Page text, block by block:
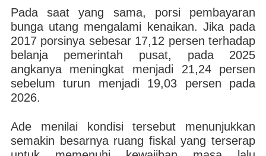
Pada saat yang sama, porsi pembayaran
bunga utang mengalami kenaikan. Jika pada
2017 porsinya sebesar 17,12 persen terhadap
belanja pemerintah pusat, pada 2025
angkanya meningkat menjadi 21,24 persen
sebelum turun menjadi 19,03 persen pada
2026.
Ade menilai kondisi tersebut menunjukkan
semakin besarnya ruang fiskal yang terserap